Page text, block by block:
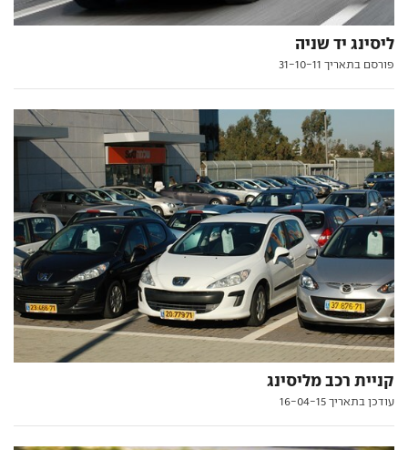
ליסינג יד שניה
פורסם בתאריך 31-10-11
קניית רכב מליסינג
עודכן בתאריך 16-04-15